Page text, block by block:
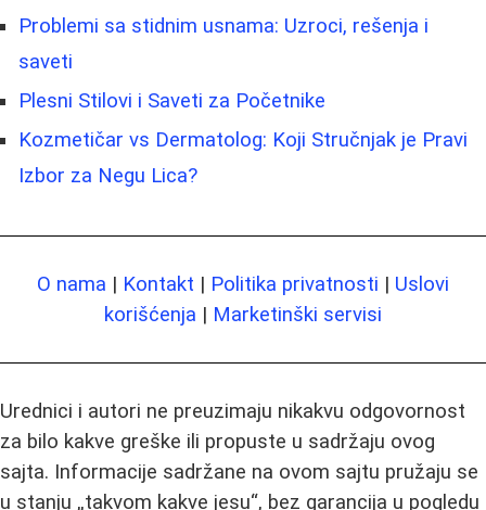
Problemi sa stidnim usnama: Uzroci, rešenja i
saveti
Plesni Stilovi i Saveti za Početnike
Kozmetičar vs Dermatolog: Koji Stručnjak je Pravi
Izbor za Negu Lica?
O nama | Kontakt | Politika privatnosti | Uslovi
korišćenja | Marketinški servisi
Urednici i autori ne preuzimaju nikakvu odgovornost
za bilo kakve greške ili propuste u sadržaju ovog
sajta. Informacije sadržane na ovom sajtu pružaju se
u stanju „takvom kakve jesu“, bez garancija u pogledu